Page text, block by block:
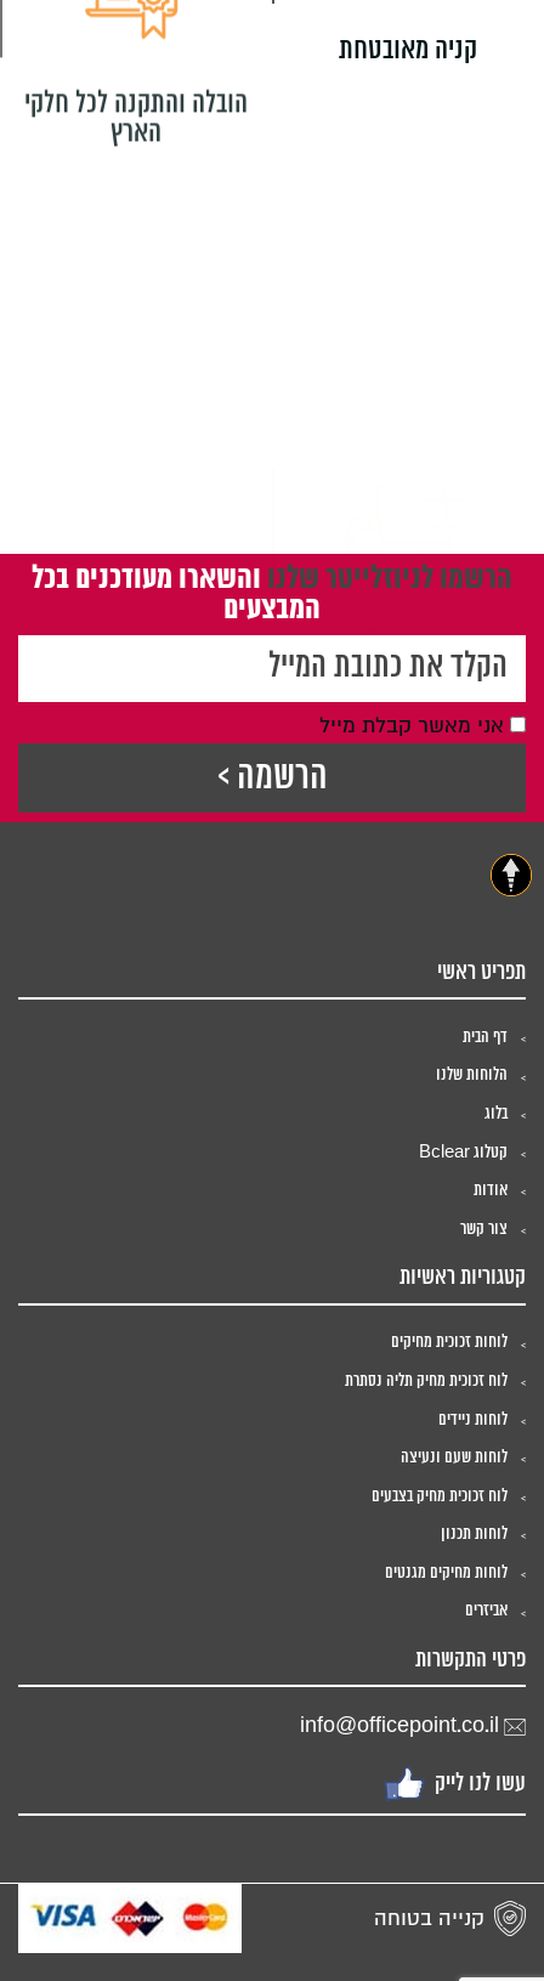
קניה מאובטחת
הרשמו לניוזלייטר שלנו והשארו מעודכנים בכל
המבצעים
אני מאשר קבלת מייל
תפריט ראשי
דף הבית
הלוחות שלנו
בלוג
קטלוג Bclear
אודות
צור קשר
קטגוריות ראשיות
לוחות זכוכית מחיקים
לוח זכוכית מחיק תליה נסתרת
לוחות ניידים
לוחות שעם ונעיצה
לוח זכוכית מחיק בצבעים
לוחות תכנון
לוחות מחיקים מגנטים
אביזרים
פרטי התקשרות
info@officepoint.co.il
עשו לנו לייק
קנייה בטוחה